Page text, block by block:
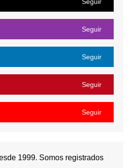
Seguir
Seguir
Seguir
Seguir
Seguir
1999. Somos registrados